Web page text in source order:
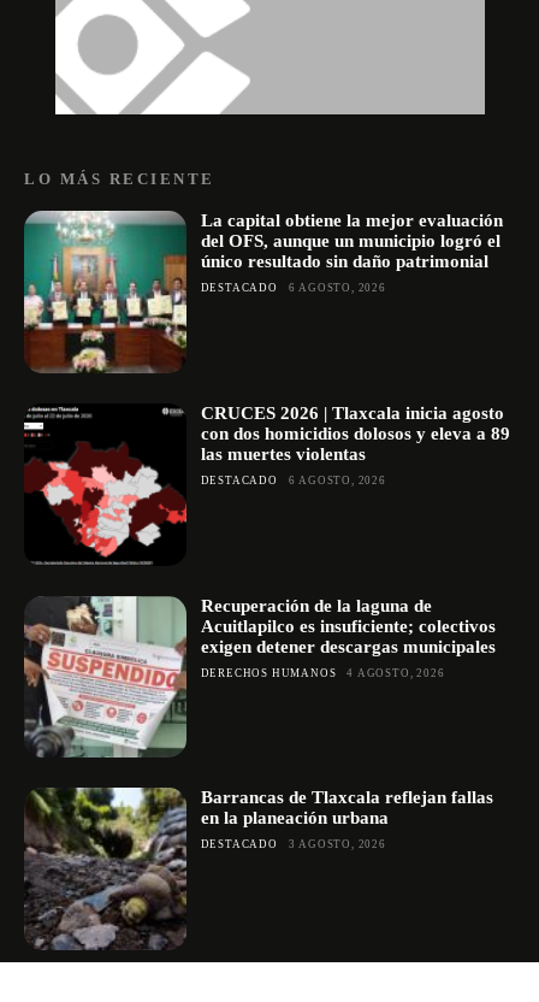
LO MÁS RECIENTE
La capital obtiene la mejor evaluación
del OFS, aunque un municipio logró el
único resultado sin daño patrimonial
DESTACADO 6 AGOSTO, 2026
CRUCES 2026 | Tlaxcala inicia agosto
con dos homicidios dolosos y eleva a 89
las muertes violentas
DESTACADO 6 AGOSTO, 2026
Recuperación de la laguna de
Acuitlapilco es insuficiente; colectivos
exigen detener descargas municipales
DERECHOS HUMANOS 4 AGOSTO, 2026
Barrancas de Tlaxcala reflejan fallas
en la planeación urbana
DESTACADO 3 AGOSTO, 2026